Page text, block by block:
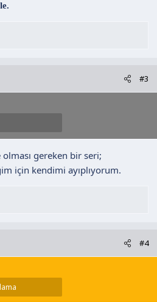
#3
gereken bir seri;
için kendimi ayıplıyorum.
#4